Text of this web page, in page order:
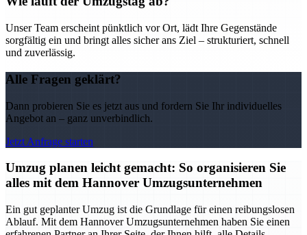
Unser Team erscheint pünktlich vor Ort, lädt Ihre Gegenstände
sorgfältig ein und bringt alles sicher ans Ziel – strukturiert, schnell
und zuverlässig.
Alle Fragen geklärt?
Dann probieren Sie es jetzt aus und fordern Sie Ihr individuelles
Angebot an – ganz unverbindlich.
Jetzt Anfrage starten
Umzug planen leicht gemacht: So organisieren Sie
alles mit dem Hannover Umzugsunternehmen
Ein gut geplanter Umzug ist die Grundlage für einen reibungslosen
Ablauf. Mit dem Hannover Umzugsunternehmen haben Sie einen